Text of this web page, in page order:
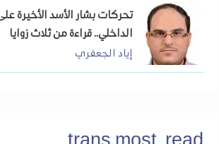
تحركات بشار الأسد الأخيرة
الداخلي.. قراءة من ثلاث زوايا
إياد الجعفري